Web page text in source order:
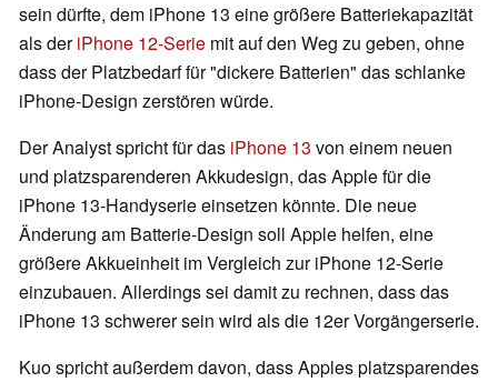
sein dürfte, dem iPhone 13 eine größere Batteriekapazität
als deriPhone 12-Serie mit auf den Weg zu geben, ohne
dass der Platzbedarf für "dickere Batterien" das schlanke
iPhone-Design zerstören würde.
Der Analyst spricht für das iPhone 13 von einem neuen
und platzsparenderen Akkudesign, das Apple für die
iPhone 13-Handyserie einsetzen könnte. Die neue
Änderung am Batterie-Design soll Apple helfen, eine
größere Akkueinheit im Vergleich zur iPhone 12-Serie
einzubauen. Allerdings sei damit zu rechnen, dass das
iPhone 13 schwerer sein wird als die 12er Vorgängerserie.
Kuo spricht außerdem davon, dass Apples platzsparendes